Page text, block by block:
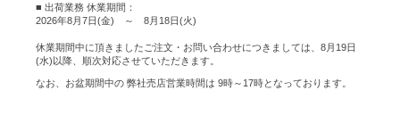
■ 出荷業務 休業期間：
2026年8月7日(金) ～ 8月18日(火)
休業期間中に頂きましたご注文・お問い合わせにつきましては、8月19日
(水)以降、順次対応させていただきます。
なお、お盆期間中の 弊社売店営業時間は 9時～17時となっております。